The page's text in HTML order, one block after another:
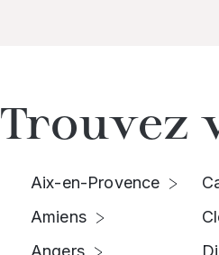
Trouvez
Aix-en-Provence
Amiens
Angers